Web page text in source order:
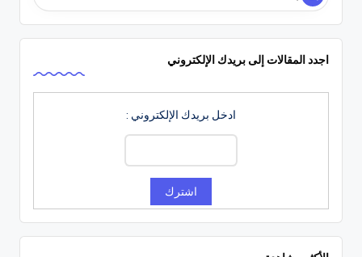
اجدد المقالات إلى بريدك الإلكتروني
ادخل بريدك الإلكتروني :